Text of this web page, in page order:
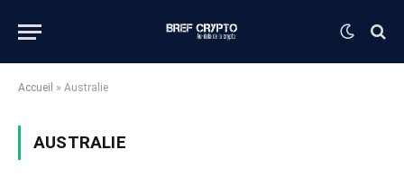
Accueil » Australie
AUSTRALIE